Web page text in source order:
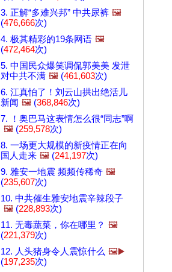
3. 正解“多难兴邦” 中共尿裤 🖼️
(476,666次)
4. 极其精彩的19条网语 🖼️
(472,464次)
5. 中国民众爆笑调侃郭美美 发泄
对中共不满 🖼️ (461,603次)
6. 江真怕了！刘云山拱出绝活儿
新闻 🖼️ (368,846次)
7. ！奥巴马这表情怎么很“同志”啊
🖼️ (259,578次)
8. 一场更大规模的新疫情正在向
国人走来 🖼️ (241,197次)
9. 雅安一地震 频频传稀奇 🖼️
(235,607次)
10. 中共催生雅安地震辛辣段子
🖼️ (228,893次)
11. 无毒蔬菜，你在哪里？ 🖼️
(221,379次)
12. 人头猪身令人震惊什么 🖼️▶️
(197,235次)